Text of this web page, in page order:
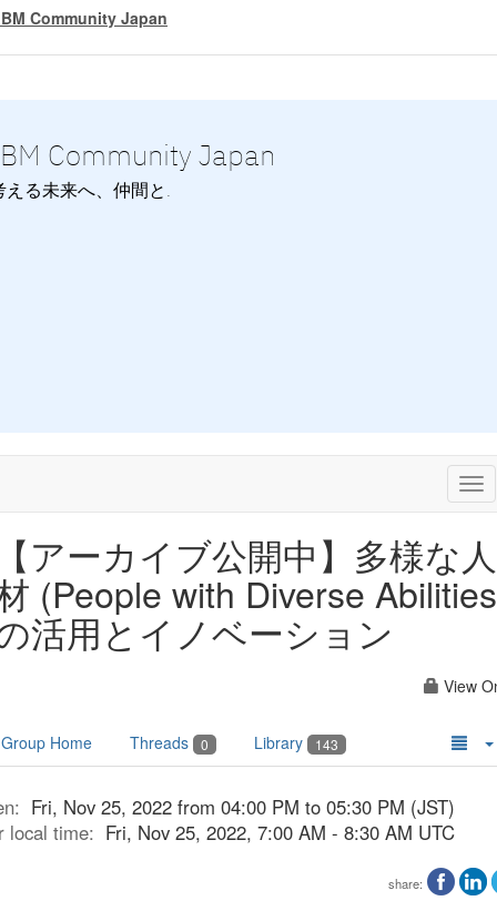
Community Japan
Community Japan
える未来へ、仲間と.
アーカイブ公開中】多様な人
(People with Diverse
活用とイノベーション
View
Group Home Threads 0 Library 143
Fri, Nov 25, 2022 from 04:00 PM to 05:30 PM (JST)
local time: Fri, Nov 25, 2022, 7:00 AM - 8:30 AM UTC
share: